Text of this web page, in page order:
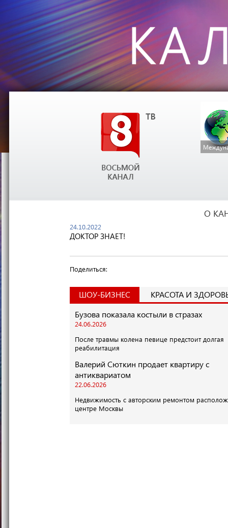
О
24.10.2022
ДОКТОР ЗНАЕТ!
Поделиться:
ШОУ-БИЗНЕС
КРАСОТА И
Бузова показала костыли в стразах
24.06.2026
После травмы колена певице предстоит долгая
реабилитация
Валерий Сюткин продает квартиру с
антиквариатом
22.06.2026
Недвижимость с авторским ремонтом
центре Москвы